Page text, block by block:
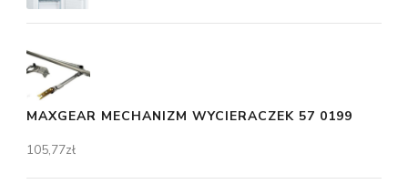
MAXGEAR MECHANIZM WYCIERACZEK 57 0199
105,77zł